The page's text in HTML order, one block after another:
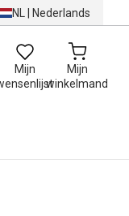
NL | Nederlands
Mijn
Mijn
winkelmand